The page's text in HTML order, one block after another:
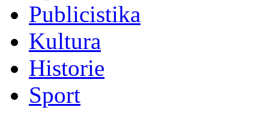
Publicistika
Kultura
Historie
Sport